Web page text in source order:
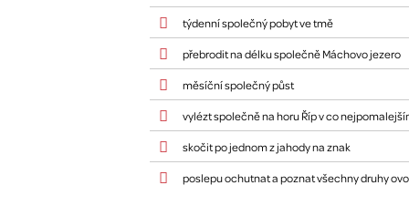
týdenní společný pobyt ve tmě
přebrodit na délku společně Máchovo jezero
měsíční společný půst
vylézt společně na horu Říp v co
skočit po jednom z jahody na znak
poslepu ochutnat a poznat všechny druhy